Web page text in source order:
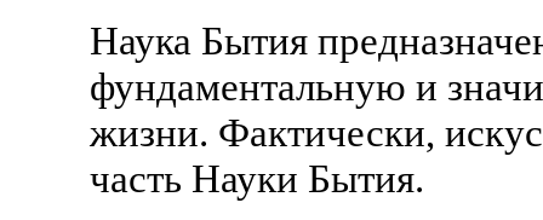
Наука Бытия
фундаментальную и
жизни. Фактически,
часть Науки Бытия.